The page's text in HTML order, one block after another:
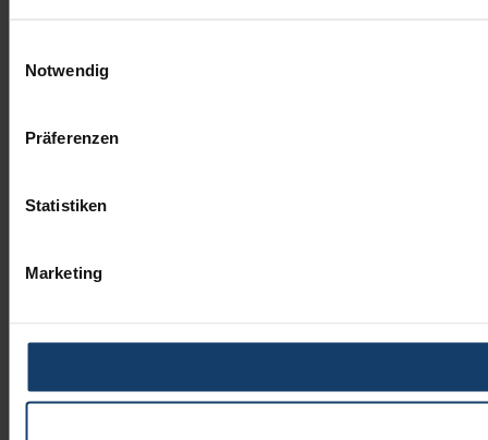
Notwendig
Präferenzen
Statistiken
Marketing